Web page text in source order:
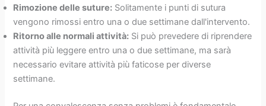
Rimozione delle suture: Solitamente i punti di sutura
vengono rimossi entro una o due settimane dall'intervento.
Ritorno alle normali attività: Si può prevedere di riprendere
attività più leggere entro una o due settimane, ma sarà
necessario evitare attività più faticose per diverse
settimane.